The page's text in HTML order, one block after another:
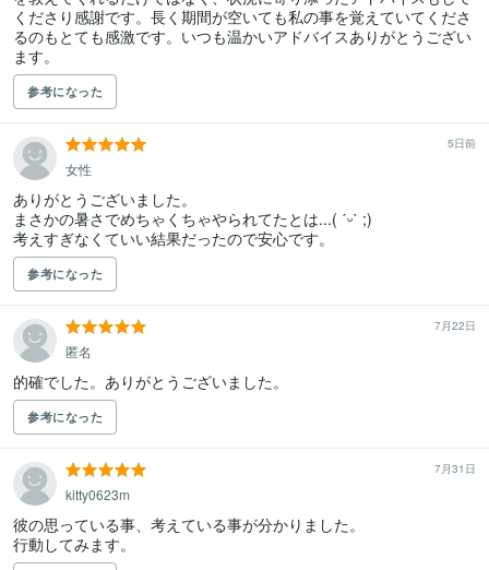
くださり感謝です。長く期間が空いても私の事を覚えていてくださ
るのもとても感激です。いつも温かいアドバイスありがとうござい
ます。
参考になった
5日前
女性
ありがとうございました。
まさかの暑さでめちゃくちゃやられてたとは...( ˊᵕˋ ;)
考えすぎなくていい結果だったので安心です。
参考になった
7月22日
匿名
的確でした。ありがとうございました。
参考になった
7月31日
kitty0623m
彼の思っている事、考えている事が分かりました。
行動してみます。